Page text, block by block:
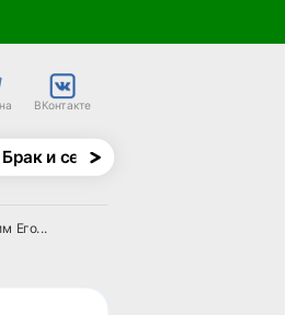
ВКонтакте
Брак и семья
Его...